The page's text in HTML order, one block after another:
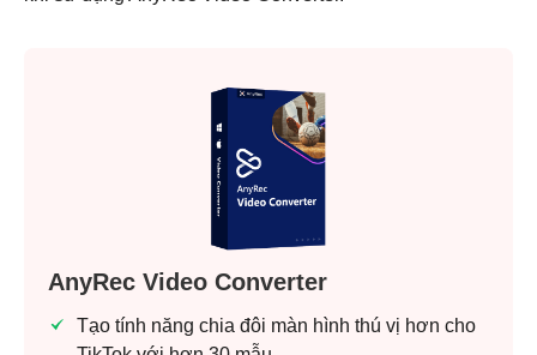
AnyRec Video Converter
Tạo tính năng chia đôi màn hình thú vị hơn cho